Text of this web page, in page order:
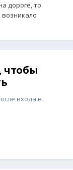
дороге, то
чтобы
входа в